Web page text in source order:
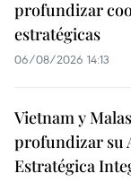
profundizar
estratégicas
06/08/2026 14:13
Vietnam y
profundizar su
Estratégica